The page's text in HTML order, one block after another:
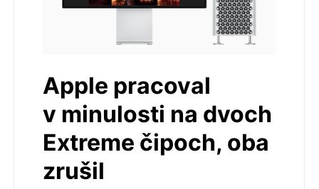
Apple pracoval
v minulosti na dvoch
Extreme čipoch, oba
zrušil